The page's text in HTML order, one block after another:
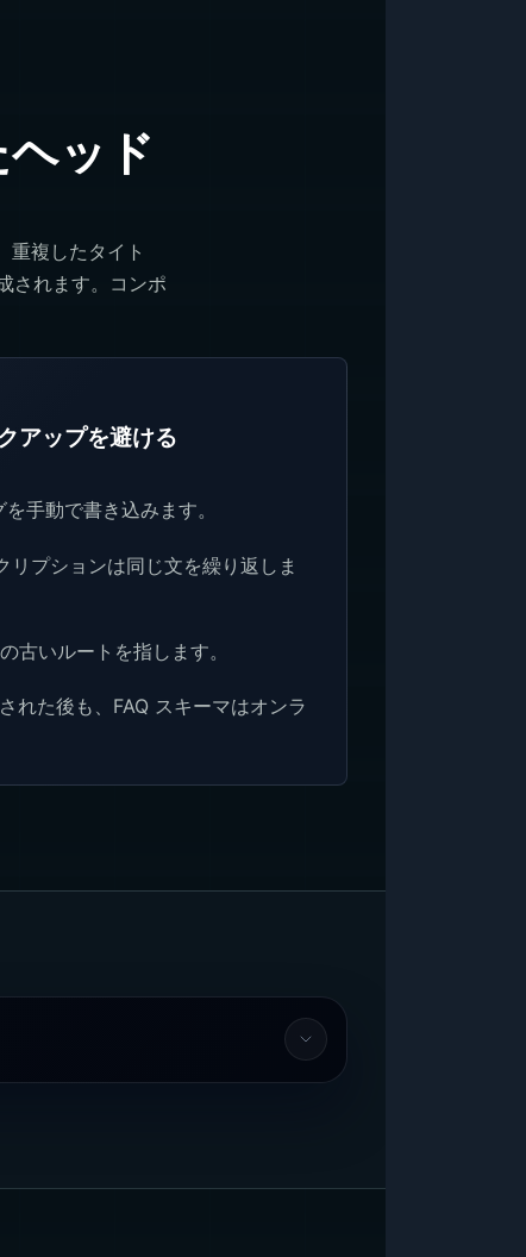
ッド
重複したタイト
されます。コンポ
アップを避ける
手動で書き込みます。
リプションは同じ文を繰り返しま
古いルートを指します。
れた後も、FAQ スキーマはオンラ